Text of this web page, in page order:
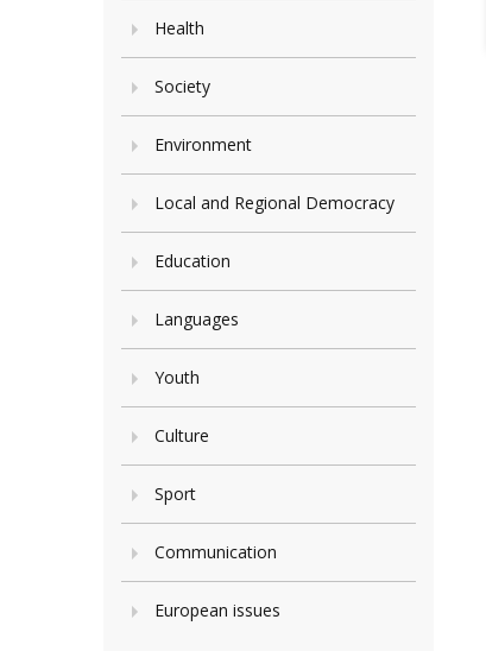
Health
Society
Environment
Local and Regional Democracy
Education
Languages
Youth
Culture
Sport
Communication
European issues